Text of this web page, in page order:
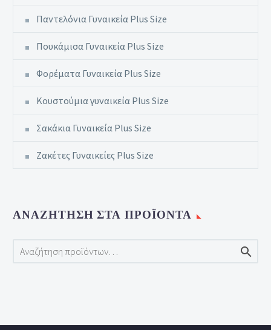
Παντελόνια Γυναικεία Plus Size
Πουκάμισα Γυναικεία Plus Size
Φορέματα Γυναικεία Plus Size
Κουστούμια γυναικεία Plus Size
Σακάκια Γυναικεία Plus Size
Ζακέτες Γυναικείες Plus Size
ΑΝΑΖΉΤΗΣΗ ΣΤΑ ΠΡΟΪΌΝΤΑ
